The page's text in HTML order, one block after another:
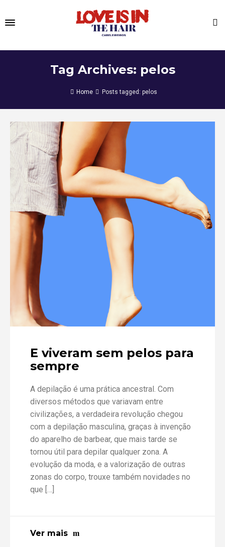
Tag Archives: pelos
Home Posts tagged: pelos
E viveram sem pelos para
sempre
A depilação é uma prática ancestral. Com
diversos métodos que variavam entre
civilizações, a verdadeira revolução chegou
com a depilação masculina, graças à invenção
do aparelho de barbear, que mais tarde se
tornou útil para depilar qualquer zona. A
evolução da moda, e a valorização de outras
zonas do corpo, trouxe também novidades no
que […]
Ver mais